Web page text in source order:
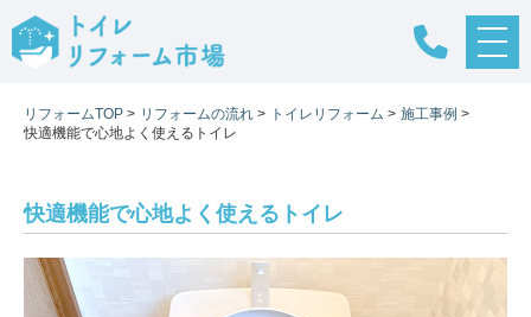
メ
ニ
リフォームTOP > リフォームの流れ > トイレリフォーム > 施工事例 >
快適機能で心地よく使えるトイレ
快適機能で心地よく使えるトイレ